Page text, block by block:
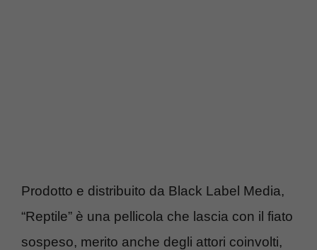
Prodotto e distribuito da Black Label Media,
“Reptile” è una pellicola che lascia con il fiato
sospeso, merito anche degli attori coinvolti,